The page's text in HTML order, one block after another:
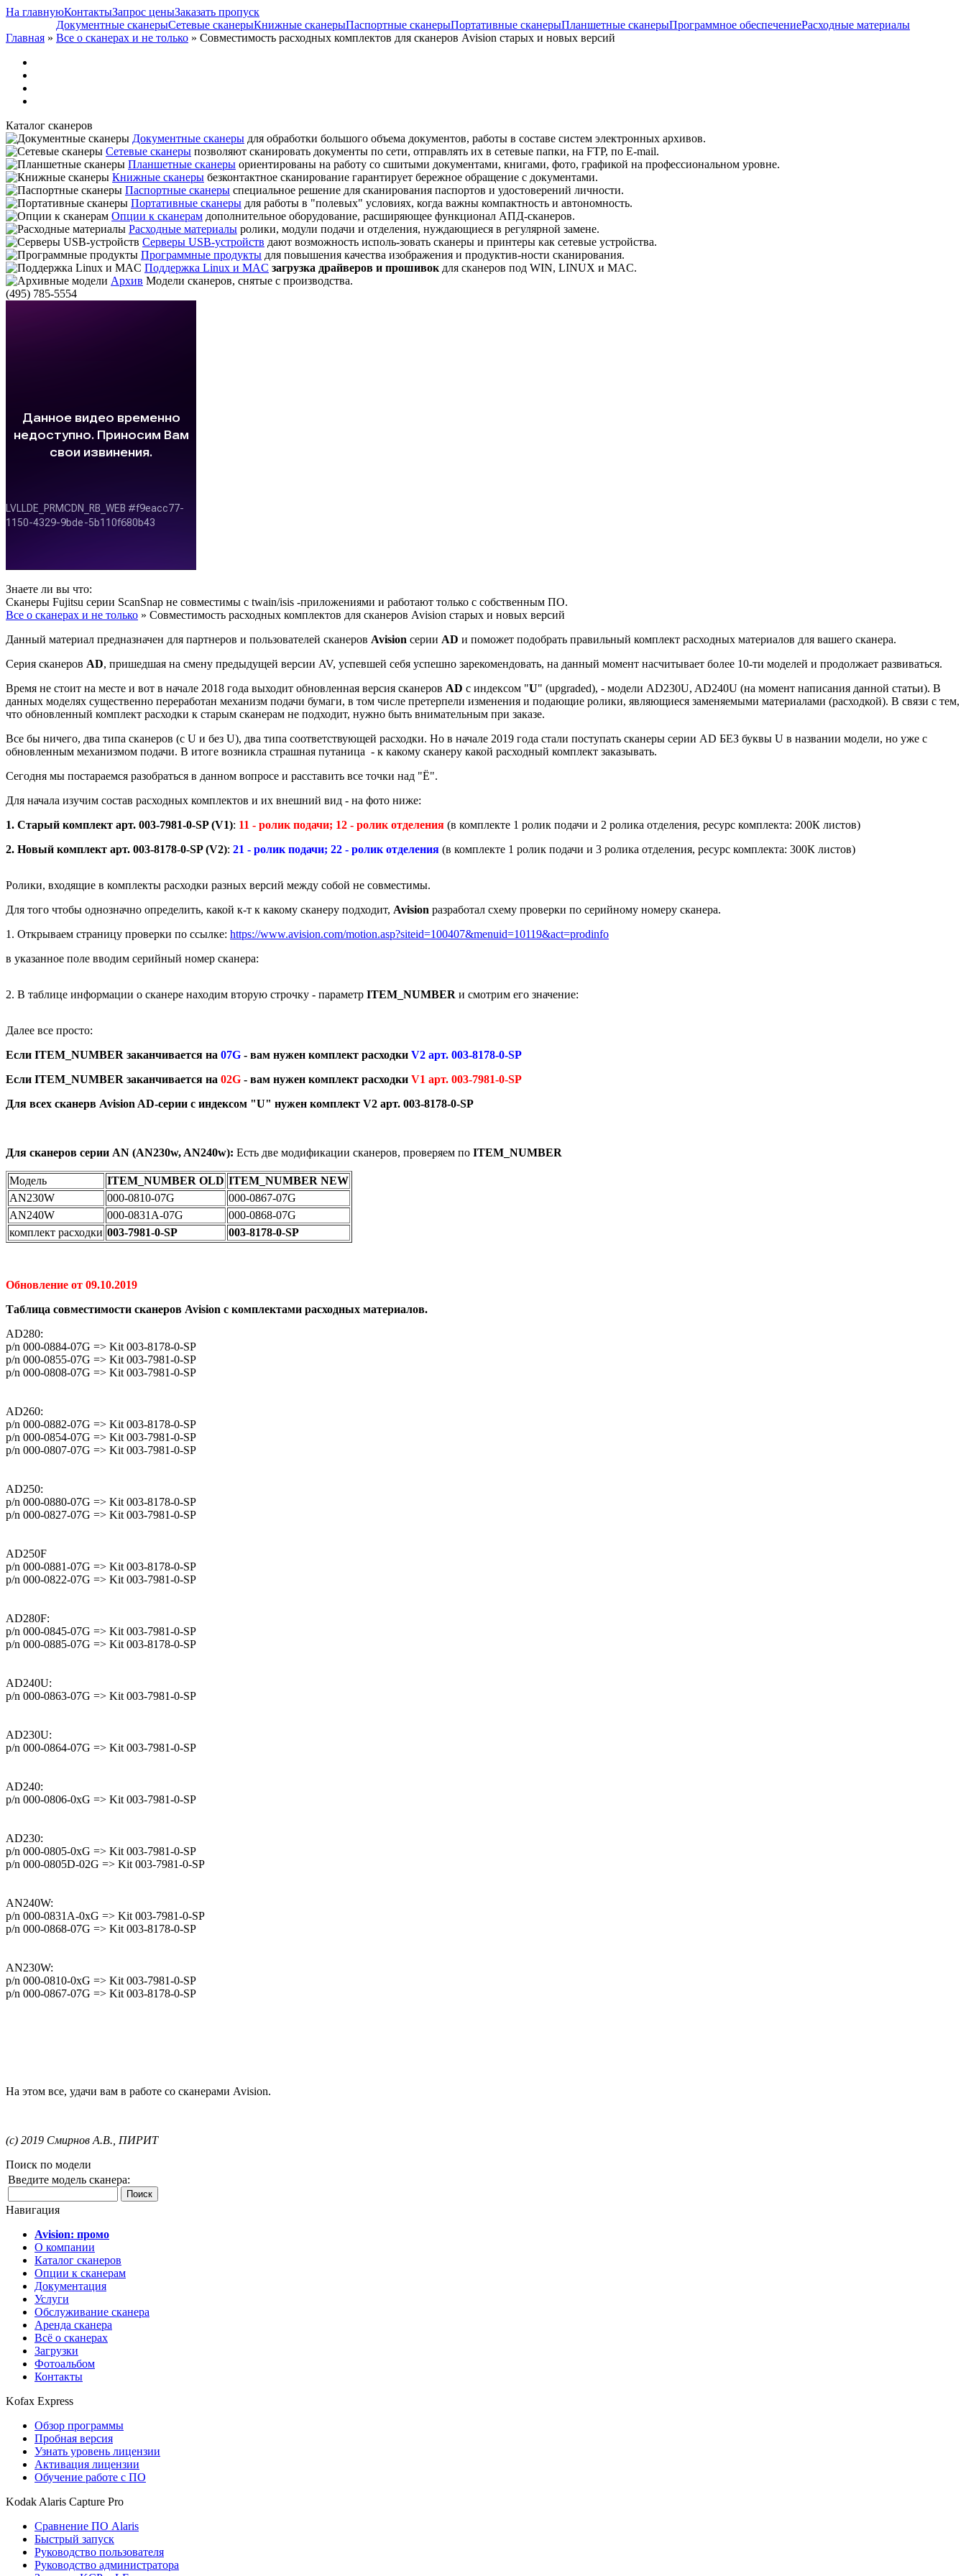
На главнуюКонтактыЗапрос ценыЗаказать пропуск
Документные сканерыСетевые сканерыКнижные сканерыПаспортные сканерыПортативные сканерыПланшетные сканерыПрограммное обеспечениеРасходные материалы
Главная » Все о сканерах и не только » Совместимость расходных комплектов для сканеров Avision старых и новых версий
Каталог сканеров
Документные сканеры для обработки большого объема документов, работы в составе систем электронных архивов.
Сетевые сканеры позволяют сканировать документы по сети, отправлять их в сетевые папки, на FTP, по E-mail.
Планшетные сканеры ориентированы на работу со сшитыми документами, книгами, фото, графикой на профессиональном уровне.
Книжные сканеры безконтактное сканирование гарантирует бережное обращение с документами.
Паспортные сканеры специальное решение для сканирования паспортов и удостоверений личности.
Портативные сканеры для работы в "полевых" условиях, когда важны компактность и автономность.
Опции к сканерам дополнительное оборудование, расширяющее функционал АПД-сканеров.
Расходные материалы ролики, модули подачи и отделения, нуждающиеся в регулярной замене.
Серверы USB-устройств дают возможность исполь-зовать сканеры и принтеры как сетевые устройства.
Программные продукты для повышения качества изображения и продуктив-ности сканирования.
Поддержка Linux и MAC загрузка драйверов и прошивок для сканеров под WIN, LINUX и MAC.
Архив Модели сканеров, снятые с производства.
(495) 785-5554
Знаете ли вы что:
Сканеры Fujitsu серии ScanSnap не совместимы с twain/isis -приложениями и работают только с собственным ПО.
Все о сканерах и не только » Совместимость расходных комплектов для сканеров Avision старых и новых версий
Данный материал предназначен для партнеров и пользователей сканеров Avision серии AD и поможет подобрать правильный комплект расходных материалов для вашего сканера.
Серия сканеров AD, пришедшая на смену предыдущей версии AV, успевшей себя успешно зарекомендовать, на данный момент насчитывает более 10-ти моделей и продолжает развиваться.
Время не стоит на месте и вот в начале 2018 года выходит обновленная версия сканеров AD с индексом "U" (upgraded), - модели AD230U, AD240U (на момент написания данной статьи). В
данных моделях существенно переработан механизм подачи бумаги, в том числе претерпели изменения и подающие ролики, являющиеся заменяемыми материалами (расходкой). В связи с тем,
что обновленный комплект расходки к старым сканерам не подходит, нужно быть внимательным при заказе.
Все бы ничего, два типа сканеров (с U и без U), два типа соответствующей расходки. Но в начале 2019 года стали поступать сканеры серии AD БЕЗ буквы U в названии модели, но уже с
обновленным механизмом подачи. В итоге возникла страшная путаница - к какому сканеру какой расходный комплект заказывать.
Сегодня мы постараемся разобраться в данном вопросе и расставить все точки над "Ё".
Для начала изучим состав расходных комплектов и их внешний вид - на фото ниже:
1. Старый комплект арт. 003-7981-0-SP (V1): 11 - ролик подачи; 12 - ролик отделения (в комплекте 1 ролик подачи и 2 ролика отделения, ресурс комплекта: 200К листов)
2. Новый комплект арт. 003-8178-0-SP (V2): 21 - ролик подачи; 22 - ролик отделения (в комплекте 1 ролик подачи и 3 ролика отделения, ресурс комплекта: 300К листов)
Ролики, входящие в комплекты расходки разных версий между собой не совместимы.
Для того чтобы однозначно определить, какой к-т к какому сканеру подходит, Avision разработал схему проверки по серийному номеру сканера.
1. Открываем страницу проверки по ссылке: https://www.avision.com/motion.asp?siteid=100407&menuid=10119&act=prodinfo
в указанное поле вводим серийный номер сканера:
2. В таблице информации о сканере находим вторую строчку - параметр ITEM_NUMBER и смотрим его значение:
Далее все просто:
Если ITEM_NUMBER заканчивается на 07G - вам нужен комплект расходки V2 арт. 003-8178-0-SP
Если ITEM_NUMBER заканчивается на 02G - вам нужен комплект расходки V1 арт. 003-7981-0-SP
Для всех сканерв Avision AD-серии с индексом "U" нужен комплект V2 арт. 003-8178-0-SP
Для сканеров серии AN (AN230w, AN240w): Есть две модификации сканеров, проверяем по ITEM_NUMBER
Модель ITEM_NUMBER OLD ITEM_NUMBER NEW
AN230W
000-0810-07G
000-0867-07G
AN240W
000-0831A-07G
000-0868-07G
комплект расходки 003-7981-0-SP 003-8178-0-SP
Обновление от 09.10.2019
Таблица совместимости сканеров Avision с комплектами расходных материалов.
AD280:
p/n 000-0884-07G => Kit 003-8178-0-SP
p/n 000-0855-07G => Kit 003-7981-0-SP
p/n 000-0808-07G => Kit 003-7981-0-SP
AD260:
p/n 000-0882-07G => Kit 003-8178-0-SP
p/n 000-0854-07G => Kit 003-7981-0-SP
p/n 000-0807-07G => Kit 003-7981-0-SP
AD250:
p/n 000-0880-07G => Kit 003-8178-0-SP
p/n 000-0827-07G => Kit 003-7981-0-SP
AD250F
p/n 000-0881-07G => Kit 003-8178-0-SP
p/n 000-0822-07G => Kit 003-7981-0-SP
AD280F:
p/n 000-0845-07G => Kit 003-7981-0-SP
p/n 000-0885-07G => Kit 003-8178-0-SP
AD240U:
p/n 000-0863-07G => Kit 003-7981-0-SP
AD230U:
p/n 000-0864-07G => Kit 003-7981-0-SP
AD240:
p/n 000-0806-0xG => Kit 003-7981-0-SP
AD230:
p/n 000-0805-0xG => Kit 003-7981-0-SP
p/n 000-0805D-02G => Kit 003-7981-0-SP
AN240W:
p/n 000-0831A-0xG => Kit 003-7981-0-SP
p/n 000-0868-07G => Kit 003-8178-0-SP
AN230W:
p/n 000-0810-0xG => Kit 003-7981-0-SP
p/n 000-0867-07G => Kit 003-8178-0-SP
На этом все, удачи вам в работе со сканерами Avision.
(c) 2019 Смирнов А.В., ПИРИТ
Поиск по модели
Введите модель сканера:
Навигация
Avision: промо
О компании
Каталог сканеров
Опции к сканерам
Документация
Услуги
Обслуживание сканера
Аренда сканера
Всё о сканерах
Загрузки
Фотоальбом
Контакты
Kofax Express
Обзор программы
Пробная версия
Узнать уровень лицензии
Активация лицензии
Обучение работе с ПО
Kodak Alaris Capture Pro
Сравнение ПО Alaris
Быстрый запуск
Руководство пользователя
Руководство администратора